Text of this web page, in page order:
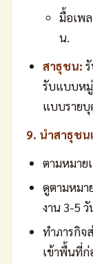
มื้อเพ
น.
สาธุชน:
รับแบบหมู่
แบบราย
9. นำสาธุช
ตามหมาย
ดูตามหมา
งาน 3-5
ทำภารกิจ
เข้าพื้นที่ก่